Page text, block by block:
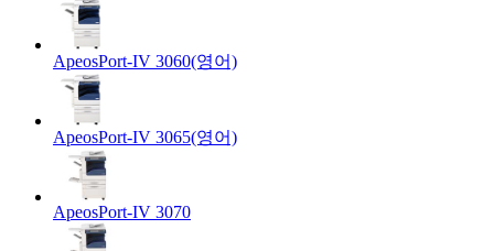
ApeosPort-IV 3060(영어)
ApeosPort-IV 3065(영어)
ApeosPort-IV 3070